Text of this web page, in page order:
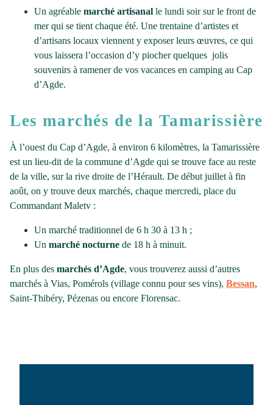
Un agréable marché artisanal le lundi soir sur le front de
mer qui se tient chaque été. Une trentaine d’artistes et
d’artisans locaux viennent y exposer leurs œuvres, ce qui
vous laissera l’occasion d’y piocher quelques jolis
souvenirs à ramener de vos vacances en camping au Cap
d’Agde.
Les marchés de la Tamarissière
À l’ouest du Cap d’Agde, à environ 6 kilomètres, la Tamarissière
est un lieu-dit de la commune d’Agde qui se trouve face au reste
de la ville, sur la rive droite de l’Hérault. De début juillet à fin
août, on y trouve deux marchés, chaque mercredi, place du
Commandant Maletv :
Un marché traditionnel de 6 h 30 à 13 h ;
Un marché nocturne de 18 h à minuit.
En plus des marchés d’Agde, vous trouverez aussi d’autres
marchés à Vias, Pomérols (village connu pour ses vins), Bessan,
Saint-Thibéry, Pézenas ou encore Florensac.